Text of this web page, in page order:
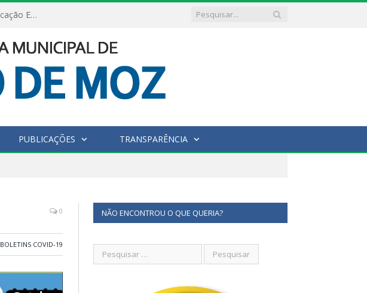
Inteligência Artificial e Tecnologia Assistiva: Inovando a Educação Especial e Inclusiva
PUBLICAÇÕES TRANSPARÊNCIA
0
BOLETINS COVID-19
NÃO ENCONTROU O QUE QUERIA?